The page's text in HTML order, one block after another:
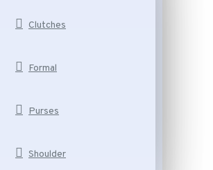
Clutches
Formal
Purses
Shoulder